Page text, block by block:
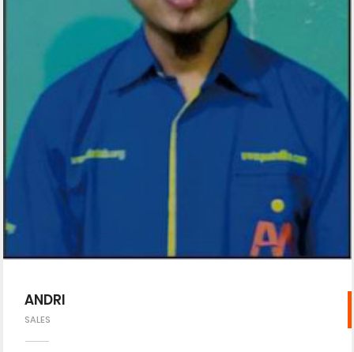
ANDRI
SALES